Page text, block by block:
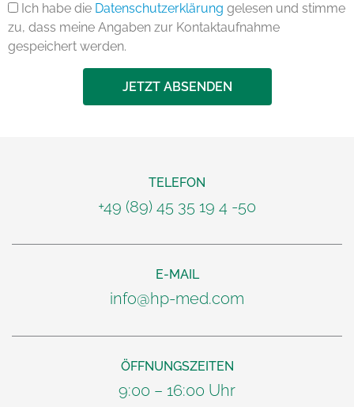
Ich habe die Datenschutzerklärung gelesen und stimme
zu, dass meine Angaben zur Kontaktaufnahme
gespeichert werden.
JETZT ABSENDEN
TELEFON
+49 (89) 45 35 19 4 -50
E-MAIL
info@hp-med.com
ÖFFNUNGSZEITEN
9:00 – 16:00 Uhr